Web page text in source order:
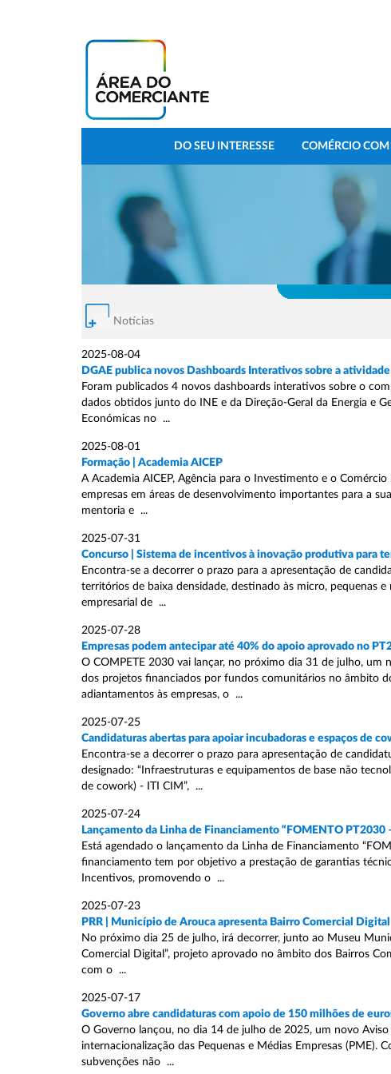
DO SEU INTERESSE COMÉRCIO
Notícias
2025-08-04
DGAE publica novos Dashboards Interativos sobre a
Foram publicados 4 novos dashboards interativos sobre o
dados obtidos junto do INE e da Direção-Geral da Energia e
Económicas no ...
2025-08-01
Formação | Academia AICEP
A Academia AICEP, Agência para o Investimento e o
empresas em áreas de desenvolvimento importantes para a
mentoria e ...
2025-07-31
Concurso | Sistema de incentivos à inovação produtiva para
Encontra-se a decorrer o prazo para a apresentação de
territórios de baixa densidade, destinado às micro, pequenas
empresarial de ...
2025-07-28
Empresas podem antecipar até 40% do apoio aprovado no
O COMPETE 2030 vai lançar, no próximo dia 31 de julho,
dos projetos financiados por fundos comunitários no âmbito
adiantamentos às empresas, o ...
2025-07-25
Candidaturas abertas para apoiar incubadoras e espaços de
Encontra-se a decorrer o prazo para apresentação de
designado: “Infraestruturas e equipamentos de base não
de cowork) - ITI CIM”, ...
2025-07-24
Lançamento da Linha de Financiamento “FOMENTO PT2030
Está agendado o lançamento da Linha de Financiamento
financiamento tem por objetivo a prestação de garantias
Incentivos, promovendo o ...
2025-07-23
PRR | Município de Arouca apresenta Bairro Comercial Digital
No próximo dia 25 de julho, irá decorrer, junto ao Museu
Comercial Digital”, projeto aprovado no âmbito dos Bairros
com o ...
2025-07-17
Governo abre candidaturas com apoio de 150 milhões de
O Governo lançou, no dia 14 de julho de 2025, um novo
internacionalização das Pequenas e Médias Empresas
subvenções não ...